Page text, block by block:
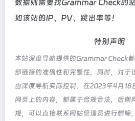
数据则需要找Grammar Check的
如该站的IP、PV、跳出率等！
特别声明
本站深度导航提供的Grammar Check
部链接的准确性和完整性，同时，对于
由深度导航实际控制，在2023年4月18
网页上的内容，都属于合规合法，后期
规，可以直接联系网站管理员进行删除